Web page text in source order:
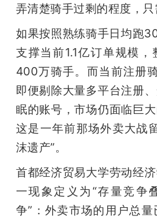
弄清楚骑手过剩的程度，只
如果按照熟练骑手日均跑
支撑当前1.1亿订单规模
400万骑手。而当前注册
即便剔除大量多平台注册
眠的账号，市场仍面临巨
这是一年前那场外卖大战
沫遗产”。
首都经济贸易大学劳动经
一现象定义为“存量竞争
争”：外卖市场的用户总